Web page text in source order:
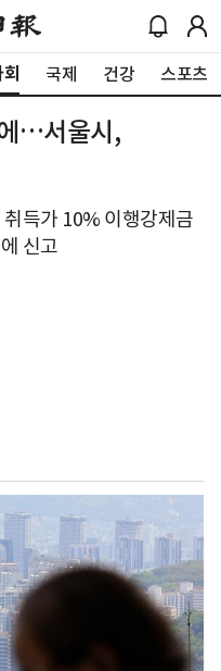
국제 건강 스포츠
…서울시,
득가 10% 이행강제금
신고